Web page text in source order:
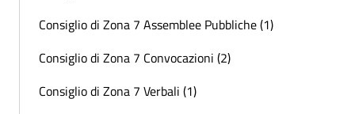
Consiglio di Zona 7 Assemblee Pubbliche (1)
Consiglio di Zona 7 Convocazioni (2)
Consiglio di Zona 7 Verbali (1)